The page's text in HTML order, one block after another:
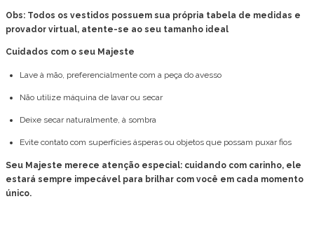
Obs: Todos os vestidos possuem sua própria tabela de medidas e
provador virtual, atente-se ao seu tamanho ideal
Cuidados com o seu Majeste
Lave à mão, preferencialmente com a peça do avesso
Não utilize máquina de lavar ou secar
Deixe secar naturalmente, à sombra
Evite contato com superfícies ásperas ou objetos que possam puxar fios
Seu Majeste merece atenção especial: cuidando com carinho, ele
estará sempre impecável para brilhar com você em cada momento
único.